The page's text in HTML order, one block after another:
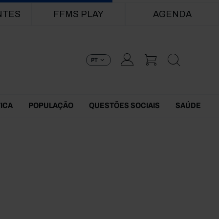
FFMS PLAY AGENDA
PT
POPULAÇÃO QUESTÕES SOCIAIS SAÚDE